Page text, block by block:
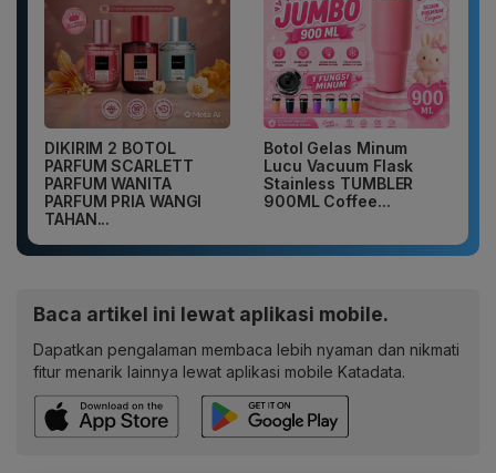
DIKIRIM 2 BOTOL
PARFUM SCARLETT
PARFUM WANITA
PARFUM PRIA WANGI
TAHAN...
Botol Gelas Minum
Lucu Vacuum Flask
Stainless TUMBLER
900ML Coffee...
Baca artikel ini lewat aplikasi mobile.
Dapatkan pengalaman membaca lebih nyaman dan nikmati
fitur menarik lainnya lewat aplikasi mobile Katadata.